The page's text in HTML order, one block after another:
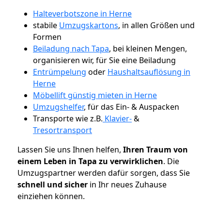
Halteverbotszone in Herne
stabile Umzugskartons, in allen Größen und
Formen
Beiladung nach Tapa, bei kleinen Mengen,
organisieren wir, für Sie eine Beiladung
Entrümpelung oder Haushaltsauflösung in
Herne
Möbellift günstig mieten in Herne
Umzugshelfer, für das Ein- & Auspacken
Transporte wie z.B. Klavier-&
Tresortransport
Lassen Sie uns Ihnen helfen, Ihren Traum von
einem Leben in Tapa zu verwirklichen. Die
Umzugspartner werden dafür sorgen, dass Sie
schnell und sicher in Ihr neues Zuhause
einziehen können.